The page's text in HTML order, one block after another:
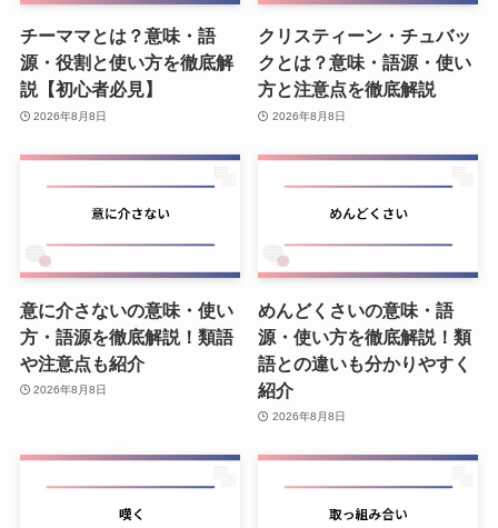
チーママとは？意味・語
源・役割と使い方を徹底解
説【初心者必見】
2026年8月8日
クリスティーン・チュバッ
クとは？意味・語源・使い
方と注意点を徹底解説
2026年8月8日
意に介さないの意味・使い
方・語源を徹底解説！類語
や注意点も紹介
2026年8月8日
めんどくさいの意味・語
源・使い方を徹底解説！類
語との違いも分かりやすく
紹介
2026年8月8日